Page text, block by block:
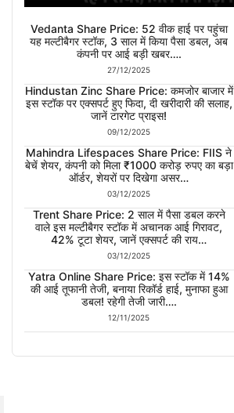
Vedanta Share Price: 52 वीक हाई पर पहुंचा
यह मल्टीबैगर स्टॉक, 3 साल में किया पैसा डबल, अब
कंपनी पर आई बड़ी खबर….
27/12/2025
Hindustan Zinc Share Price: कमजोर बाजार में
इस स्टॉक पर एक्सपर्ट हुए फिदा, दी खरीदारी की सलाह,
जानें टारगेट प्राइस!
09/12/2025
Mahindra Lifespaces Share Price: FIIS ने
बेचें शेयर, कंपनी को मिला ₹1000 करोड़ रुपए का बड़ा
ऑर्डर, शेयरों पर दिखेगा असर…
03/12/2025
Trent Share Price: 2 साल में पैसा डबल करने
वाले इस मल्टीबैगर स्टॉक में अचानक आई गिरावट,
42% टूटा शेयर, जानें एक्सपर्ट की राय…
03/12/2025
Yatra Online Share Price: इस स्टॉक में 14%
की आई तूफानी तेजी, बनाया रिकॉर्ड हाई, मुनाफा हुआ
डबल! रहेगी तेजी जारी….
12/11/2025